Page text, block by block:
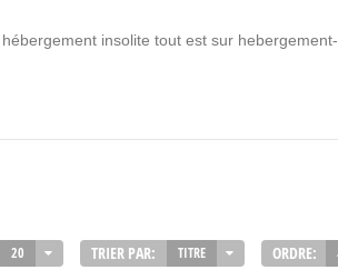
insolite tout est sur hebergement-
20 TRIER PAR: TITRE ORDRE: